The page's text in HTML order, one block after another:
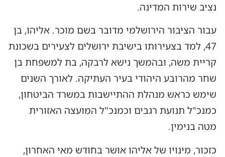
נציב שירות המדינה.
עבור הציבור הירושלמי מדובר בשם מוכר. אליהו, בן
47, למד בצעירותו בישיבת ירושלים לצעירים בשכונת
קריית משה, ובהמשך נישא לרבקה, בת למשפחת בן
שחר מהרובע היהודי בעיר העתיקה. לאורך השנים
שימש כראש מנהלת ההתיישבות במשרד הביטחון,
כמנכ"ל תנועת רגבים וכמנכ"ל המועצה האזורית
מטה בנימין.
כזכור, מינויו של אליהו אושר בחודש מאי האחרון,